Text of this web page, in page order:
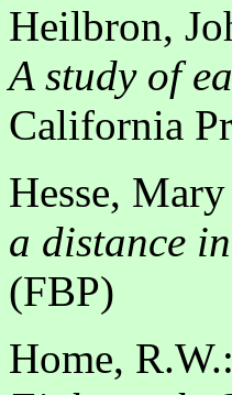
Heilbron,
A study of
California
Hesse,
a distance
(FBP)
Home, R.W.: